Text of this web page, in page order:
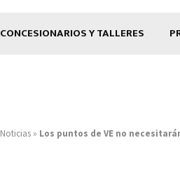
CONCESIONARIOS Y TALLERES
Noticias » Los puntos de VE no